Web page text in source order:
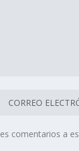
comentarios a